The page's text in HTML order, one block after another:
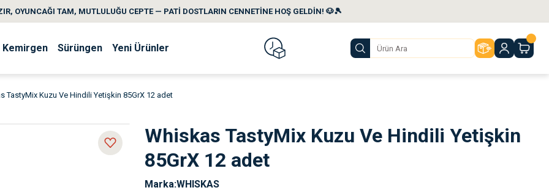
OYUNCAĞI TAM, MUTLULUĞU CEPTE — PATİ DOSTLARIN CENNETİNE HOŞ GELDİN! 🐶🎾
Kemirgen Sürüngen Yeni Ürünler
TastyMix Kuzu Ve Hindili Yetişkin 85GrX 12 adet
Whiskas TastyMix Kuzu Ve Hindili Yetişkin
85GrX 12 adet
Marka WHISKAS